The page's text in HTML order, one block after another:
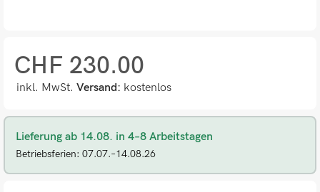
CHF 230.00
inkl. MwSt. Versand: kostenlos
Lieferung ab 14.08. in 4–8 Arbeitstagen
Betriebsferien: 07.07.–14.08.26